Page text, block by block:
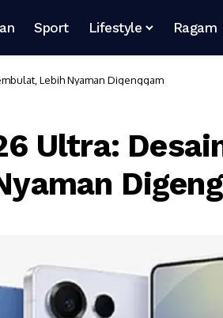
Sport Lifestyle Ragam
Lebih Nyaman Digenggam
Ultra: